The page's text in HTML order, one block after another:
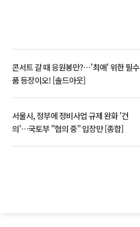
콘서트 갈 때 응원봉만?⋯'최애' 위한 필수
품 등장이오! [솔드아웃]
서울시, 정부에 정비사업 규제 완화 '건
의'⋯국토부 "협의 중" 입장만 [종합]